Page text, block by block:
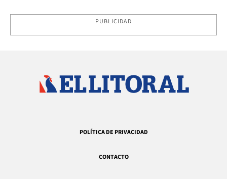
PUBLICIDAD
POLÍTICA DE PRIVACIDAD
CONTACTO